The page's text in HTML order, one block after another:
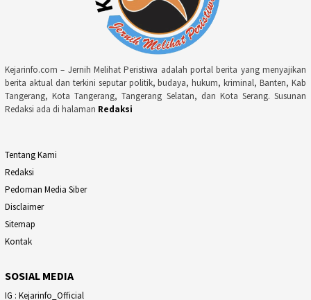
Kejarinfo.com – Jernih Melihat Peristiwa adalah portal berita yang menyajikan
berita aktual dan terkini seputar politik, budaya, hukum, kriminal, Banten, Kab
Tangerang, Kota Tangerang, Tangerang Selatan, dan Kota Serang. Susunan
Redaksi ada di halaman Redaksi
Tentang Kami
Redaksi
Pedoman Media Siber
Disclaimer
Sitemap
Kontak
SOSIAL MEDIA
IG : Kejarinfo_Official